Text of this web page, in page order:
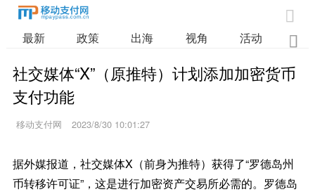

最新 政策 出海 视角 活动 业

社交媒体“X”（原推特）计划添加加密货币
支付功能
移动支付网 2023/8/30 10:01:27
据外媒报道，社交媒体X（前身为推特）获得了“罗德岛州
币转移许可证”，这是进行加密资产交易所必需的。罗德岛